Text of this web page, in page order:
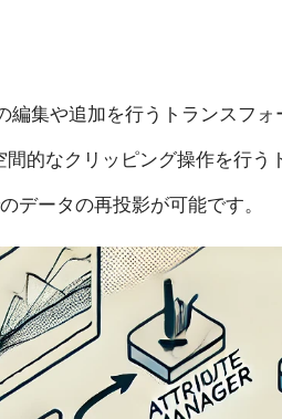
編集や追加を行うトランスフォ
間的なクリッピング操作を行う
データの再投影が可能です。